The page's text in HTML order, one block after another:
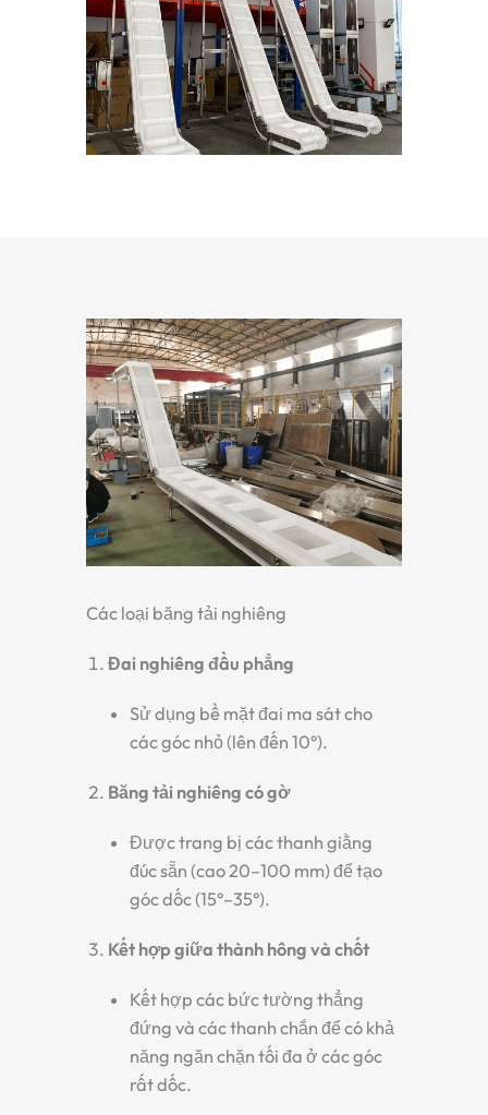
Các loại băng tải nghiêng
Đai nghiêng đầu phẳng
Sử dụng bề mặt đai ma sát cho
các góc nhỏ (lên đến 10°).
Băng tải nghiêng có gờ
Được trang bị các thanh giằng
đúc sẵn (cao 20–100 mm) để tạo
góc dốc (15°–35°).
Kết hợp giữa thành hông và chốt
Kết hợp các bức tường thẳng
đứng và các thanh chắn để có khả
năng ngăn chặn tối đa ở các góc
rất dốc.